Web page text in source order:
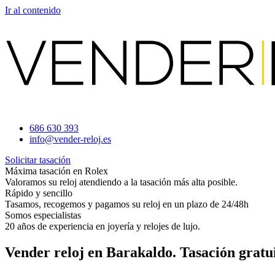
Ir al contenido
686 630 393
info@vender-reloj.es
Solicitar tasación
Máxima tasación en Rolex
Valoramos su reloj atendiendo a la tasación más alta posible.
Rápido y sencillo
Tasamos, recogemos y pagamos su reloj en un plazo de 24/48h
Somos especialistas
20 años de experiencia en joyería y relojes de lujo.
Vender reloj en Barakaldo. Tasación